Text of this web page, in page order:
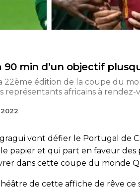
90 min d’un objectif
22ème édition de la coupe du
représentants africains à rendez-
vont défier le Portugal de
papier et qui part en faveur des
dans cette coupe du monde
de cette affiche de rêve ce